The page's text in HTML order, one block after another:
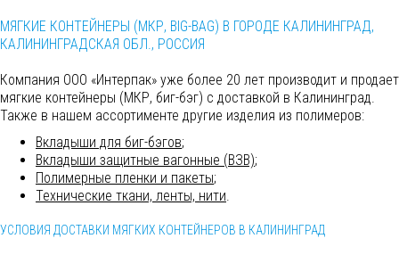
МЯГКИЕ КОНТЕЙНЕРЫ (МКР, BIG-BAG) В ГОРОДЕ КАЛИНИНГРАД,
КАЛИНИНГРАДСКАЯ ОБЛ., РОССИЯ
Компания ООО «Интерпак» уже более 20 лет производит и продает
мягкие контейнеры (МКР, биг-бэг) с доставкой в Калининград.
Также в нашем ассортименте другие изделия из полимеров:
Вкладыши для биг-бэгов;
Вкладыши защитные вагонные (ВЗВ);
Полимерные пленки и пакеты;
Технические ткани, ленты, нити.
УСЛОВИЯ ДОСТАВКИ МЯГКИХ КОНТЕЙНЕРОВ В КАЛИНИНГРАД